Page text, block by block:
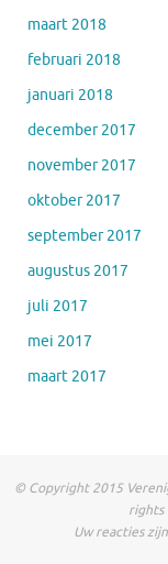
maart 2018
februari 2018
januari 2018
december 2017
november 2017
oktober 2017
september 2017
augustus 2017
juli 2017
mei 2017
maart 2017
© Copyright 2015
rights
Uw reacties